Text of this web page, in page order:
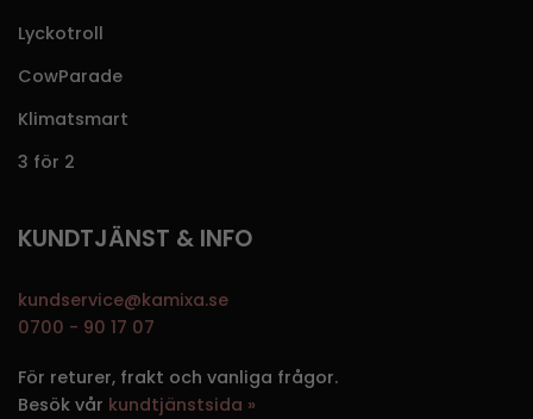
Lyckotroll
CowParade
Klimatsmart
3 för 2
KUNDTJÄNST & INFO
kundservice@kamixa.se
0700 - 90 17 07
För returer, frakt och vanliga frågor.
Besök vår kundtjänstsida »